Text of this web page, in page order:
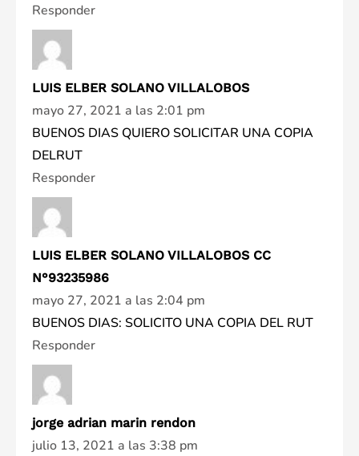
Responder
LUIS ELBER SOLANO VILLALOBOS
mayo 27, 2021 a las 2:01 pm
BUENOS DIAS QUIERO SOLICITAR UNA COPIA
DELRUT
Responder
LUIS ELBER SOLANO VILLALOBOS CC
N°93235986
mayo 27, 2021 a las 2:04 pm
BUENOS DIAS: SOLICITO UNA COPIA DEL RUT
Responder
jorge adrian marin rendon
julio 13, 2021 a las 3:38 pm